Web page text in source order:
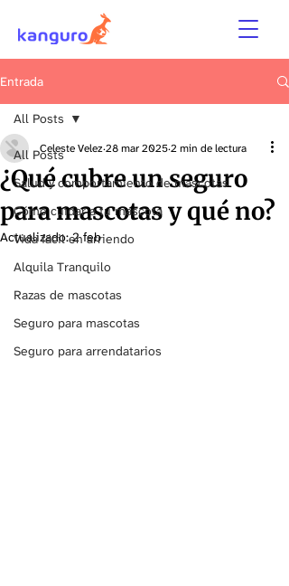
Entrada
All Posts
Salud y comportamiento de mascotas
Cómo cuidar a tu mascota
Vida fácil en arriendo
Alquila Tranquilo
Razas de mascotas
Seguro para mascotas
Seguro para arrendatarios
All Posts
¿Qué cubre un seguro
para mascotas y qué no?
Celeste Velez28 mar 20252 min de lectura
Actualizado:2 feb